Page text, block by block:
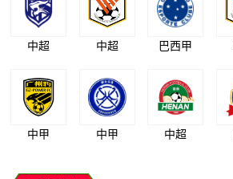
中超 中超 巴西甲
中甲 中甲 中超